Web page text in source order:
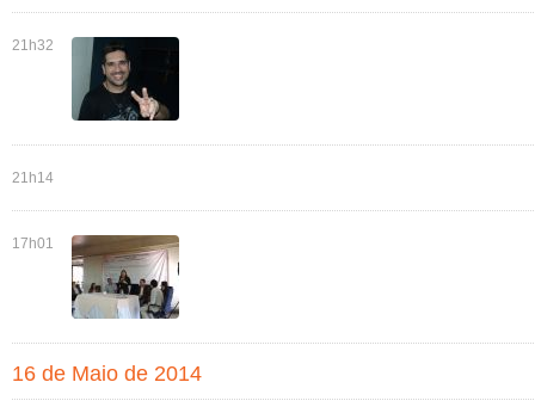
21h32
21h14
17h01
16 de Maio de 2014